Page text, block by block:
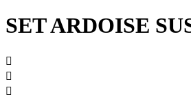
SET ARDOISE


